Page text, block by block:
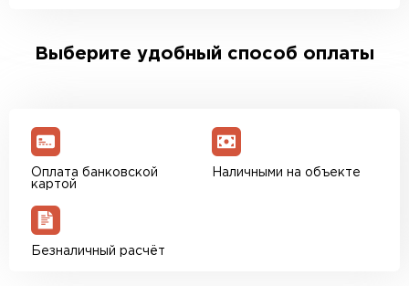
Выберите удобный способ оплаты
Оплата банковской
картой
Наличными на объекте
Безналичный расчёт